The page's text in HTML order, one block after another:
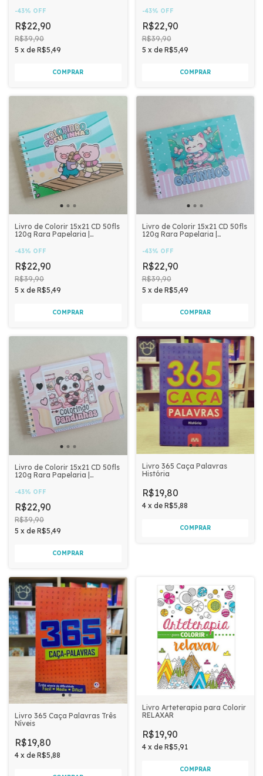
-43% OFF
R$22,90
R$39,90
5 x de R$5,49
-43% OFF
R$22,90
R$39,90
5 x de R$5,49
Livro de Colorir 15x21 CD 50fls
120g Rara Papelaria |
-43% OFF
R$22,90
R$39,90
5 x de R$5,49
Livro de Colorir 15x21 CD 50fls
120g Rara Papelaria |
-43% OFF
R$22,90
R$39,90
5 x de R$5,49
Livro de Colorir 15x21 CD 50fls
120g Rara Papelaria |
-43% OFF
R$22,90
R$39,90
5 x de R$5,49
Livro 365 Caça Palavras
História
R$19,80
4 x de R$5,88
Livro 365 Caça Palavras Três
Níveis
R$19,80
4 x de R$5,88
Livro Arteterapia para Colorir
RELAXAR
R$19,90
4 x de R$5,91